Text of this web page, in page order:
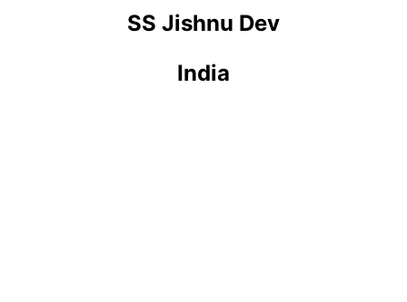
SS Jishnu Dev
India